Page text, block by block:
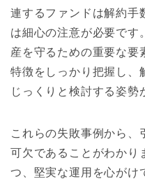
連するファンドは解約手
は細心の注意が必要です
産を守るための重要な要
特徴をしっかり把握し、
じっくりと検討する姿勢
これらの失敗事例から、
可欠であることがわかり
つ、堅実な運用を心がけ